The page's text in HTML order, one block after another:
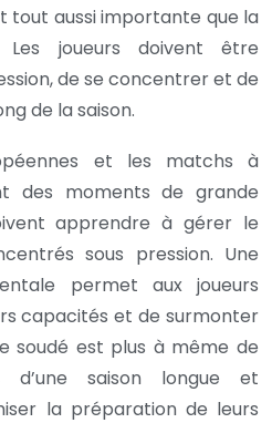
tout aussi importante que la
Les joueurs doivent être
de se concentrer et de
de la saison.
et les matchs à
des moments de grande
apprendre à gérer le
sous pression. Une
permet aux joueurs
capacités et de surmonter
soudé est plus à même de
saison longue et
la préparation de leurs